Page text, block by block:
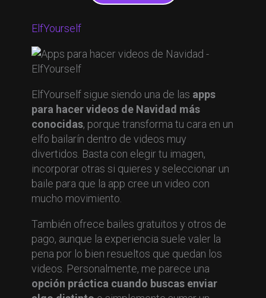
ElfYourself
ElfYourself sigue siendo una de las apps
para hacer videos de Navidad más
conocidas, porque transforma tu cara en un
elfo bailarín dentro de videos muy
divertidos. Basta con elegir tu imagen,
incorporar otras si quieres y seleccionar un
baile para que la app cree un video con
mucho movimiento.
También ofrece bailes gratuitos y otros de
pago, aunque la experiencia suele valer la
pena por lo bien resueltos que quedan los
videos. Personalmente, me parece una
opción práctica cuando buscas enviar